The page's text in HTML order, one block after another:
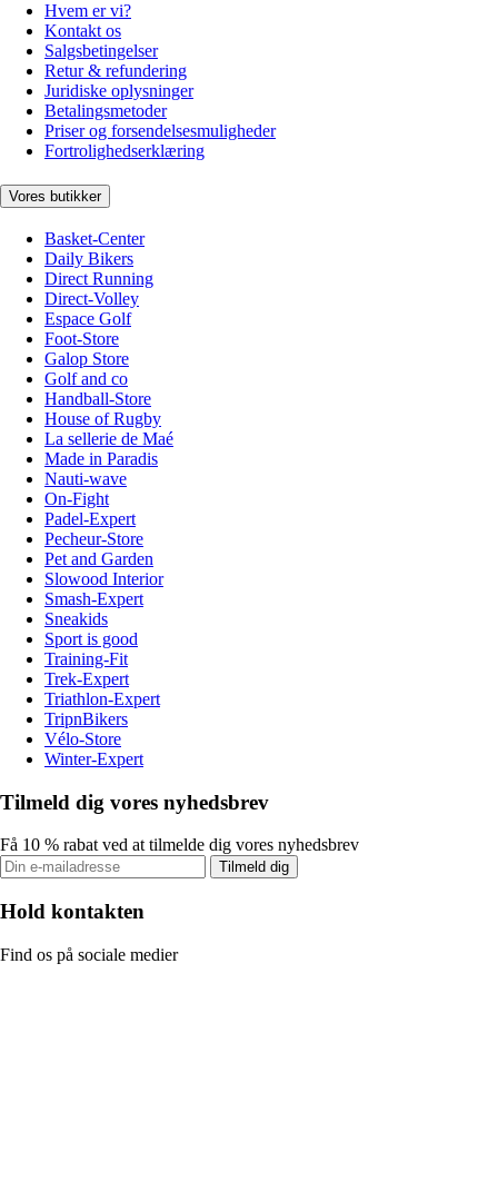
Hvem er vi?
Kontakt os
Salgsbetingelser
Retur & refundering
Juridiske oplysninger
Betalingsmetoder
Priser og forsendelsesmuligheder
Fortrolighedserklæring
Vores butikker
Basket-Center
Daily Bikers
Direct Running
Direct-Volley
Espace Golf
Foot-Store
Galop Store
Golf and co
Handball-Store
House of Rugby
La sellerie de Maé
Made in Paradis
Nauti-wave
On-Fight
Padel-Expert
Pecheur-Store
Pet and Garden
Slowood Interior
Smash-Expert
Sneakids
Sport is good
Training-Fit
Trek-Expert
Triathlon-Expert
TripnBikers
Vélo-Store
Winter-Expert
Tilmeld dig vores nyhedsbrev
Få 10 % rabat ved at tilmelde dig vores nyhedsbrev
Tilmeld dig
Hold kontakten
Find os på sociale medier